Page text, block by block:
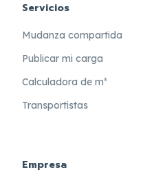
Servicios
Mudanza compartida
Publicar mi carga
Calculadora de m³
Transportistas
Empresa